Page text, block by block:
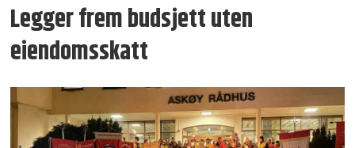
Legger frem budsjett uten
eiendomsskatt